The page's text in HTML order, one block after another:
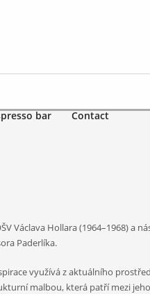
bar Contact
Václava Hollara (1964–1968) a
Paderlíka.
využívá z aktuálního
malbou, která patří mezi